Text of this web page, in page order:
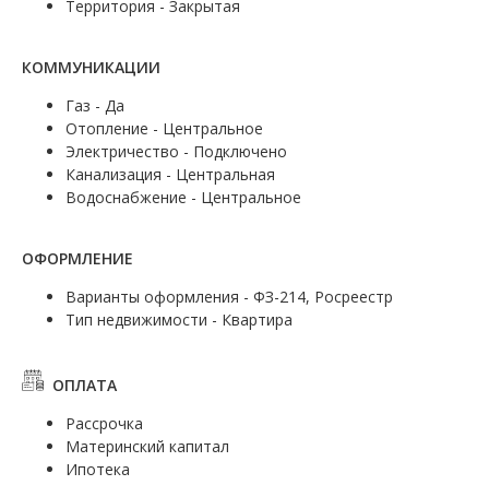
Территория - Закрытая
КОММУНИКАЦИИ
Газ - Да
Отопление - Центральное
Электричество - Подключено
Канализация - Центральная
Водоснабжение - Центральное
ОФОРМЛЕНИЕ
Варианты оформления - ФЗ-214, Росреестр
Тип недвижимости - Квартира
ОПЛАТА
Рассрочка
Материнский капитал
Ипотека